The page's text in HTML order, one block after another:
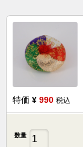
特価 ¥ 990 税込
数量